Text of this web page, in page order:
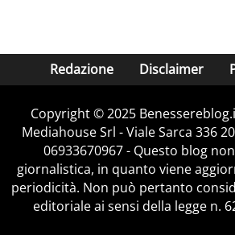
Redazione Disclaimer
Copyright © 2025
Mediahouse Srl - Viale Sarca 336
06933670967 - Questo blog
giornalistica, in quanto viene
periodicità. Non può pertanto
editoriale ai sensi della legge n.